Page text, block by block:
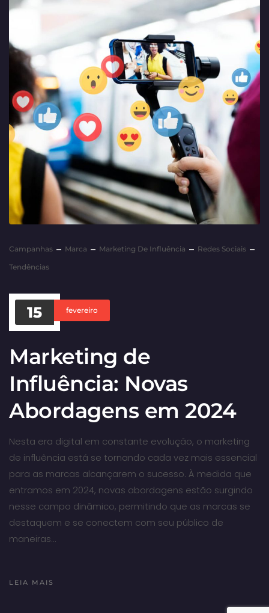
Campanhas Marca Marketing De Influência
Redes Sociais
Tendências
15 fevereiro
Marketing de
Influência: Novas
Abordagens em 2024
Nesta era digital em constante evolução, o marketing
de influência está se tornando cada vez mais essencial
para as marcas alcançarem o sucesso. À medida que
entramos em 2024, novas abordagens estão surgindo
nesse campo dinâmico, permitindo que as marcas se
destaquem e se conectem com seu público de
maneiras…
LEIA MAIS